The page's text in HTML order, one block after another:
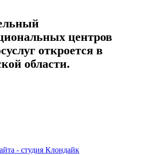
центров
откроется в
области.
- студия Клондайк